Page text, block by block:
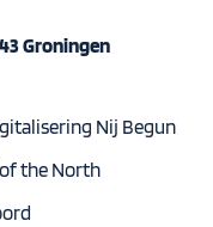
Groningen
Nij Begun
the North